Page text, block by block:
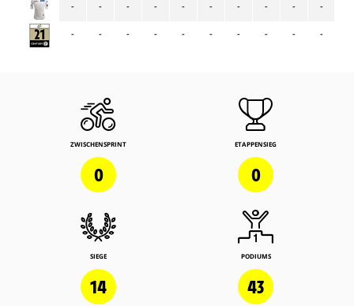
-
-
-
-
-
-
-
-
-
-
-
-
-
-
-
-
-
-
-
-
ZWISCHENSPRINT
0
ETAPPENSIEG
0
SIEGE
14
PODIUMS
43